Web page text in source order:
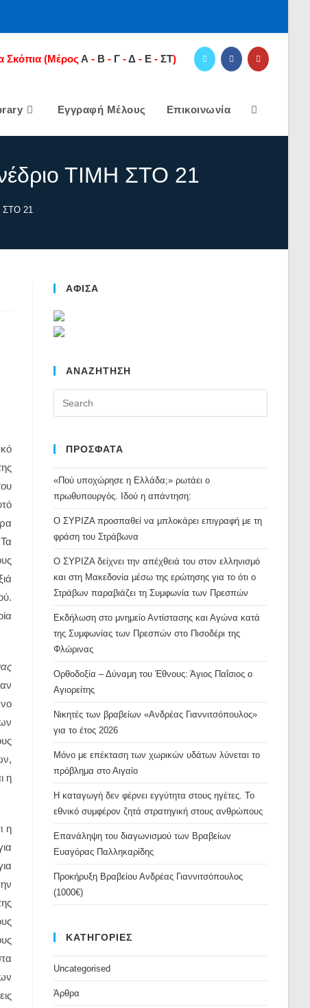
Σκόπια (Μέρος Α - Β - Γ -Δ - E - ΣΤ)
Εγγραφή Μέλους Επικοινωνία Toggle
ΤΙΜΗ ΣΤΟ 21
ΣΤΟ 21
η
η
ΑΦΙΣΑ
ΑΝΑΖΗΤΗΣΗ
Escape
ΠΡΟΣΦΑΤΑ
«Πού υποχώρησε η Ελλάδα;» ρωτάει ο
πρωθυπουργός. Ιδού η απάντηση:
Ο ΣΥΡΙΖΑ προσπαθεί να μπλοκάρει επιγραφή με τη
φράση του Στράβωνα
Ο ΣΥΡΙΖΑ δείχνει την απέχθειά του στον ελληνισμό
και στη Μακεδονία μέσω της ερώτησης για το ότι ο
Στράβων παραβιάζει τη Συμφωνία των Πρεσπών
Εκδήλωση στο μνημείο Αντίστασης και Αγώνα κατά
της Συμφωνίας των Πρεσπών στο Πισοδέρι της
Φλώρινας
Ορθοδοξία – Δύναμη του Έθνους: Άγιος Παΐσιος ο
Αγιορείτης
Νικητές των βραβείων «Ανδρέας Γιαννιτσόπουλος»
για το έτος 2026
Μόνο με επέκταση των χωρικών υδάτων λύνεται το
πρόβλημα στο Αιγαίο
Η καταγωγή δεν φέρνει εγγύτητα στους ηγέτες. Το
εθνικό συμφέρον ζητά στρατηγική στους ανθρώπους
Επανάληψη του διαγωνισμού των Βραβείων
Ευαγόρας Παλληκαρίδης
Προκήρυξη Βραβείου Ανδρέας Γιαννιτσόπουλος
(1000€)
ΚΑΤΗΓΟΡΙΕΣ
Uncategorised
Άρθρα